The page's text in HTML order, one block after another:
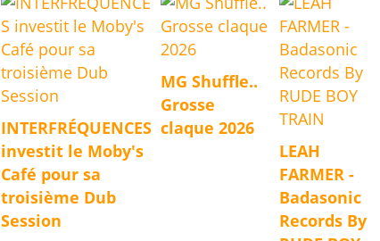
INTERFRÉQUENCES
investit le Moby's
Café pour sa
troisième Dub
Session
MG Shuffle..
Grosse
claque 2026
LEAH
FARMER -
Badasonic
Records By